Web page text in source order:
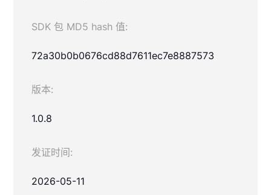
SDK 包 MD5 hash 值:
72a30b0b0676cd88d7611ec7e8887573
版本:
1.0.8
发证时间:
2026-05-11